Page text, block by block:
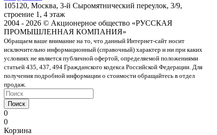
105120, Москва, 3-й Сыромятнический переулок, 3/9,
строение 1, 4 этаж
2004 - 2026 © Акционерное общество «РУССКАЯ
ПРОМЫШЛЕННАЯ КОМПАНИЯ»
Обращаем ваше внимание на то, что данный Интернет-сайт носит
исключительно информационный (справочный) характер и ни при каких
условиях не является публичной офертой, определяемой положениями
статьей 435, 437, 494 Гражданского кодекса Российской Федерации. Для
получения подробной информации о стоимости обращайтесь в отдел
продаж.
Поиск
0
0
Корзина